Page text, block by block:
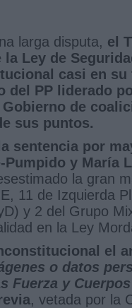
larga disputa, el
Ley de
casi en
del PP liderado
de
sus puntos.
sentencia por
y María
la gran
11 de Izquierda
y 2 del Grupo
en la Ley
el
o datos
Fuerza y
, vetada por la